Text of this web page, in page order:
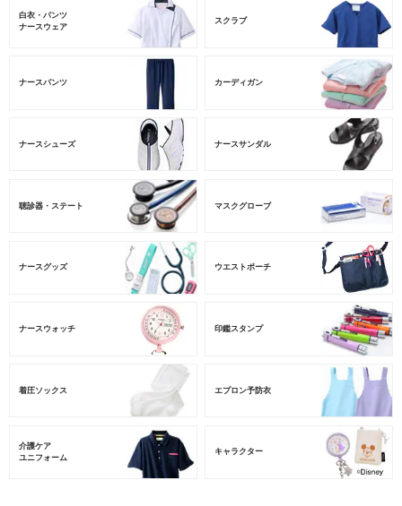
白衣・パンツ
ナースウェア
スクラブ
ナースパンツ カーディガン
ナースシューズ ナースサンダル
聴診器・ステート マスクグローブ
ナースグッズ ウエストポーチ
ナースウォッチ 印鑑スタンプ
着圧ソックス エプロン予防衣
介護ケア
ユニフォーム
キャラクター